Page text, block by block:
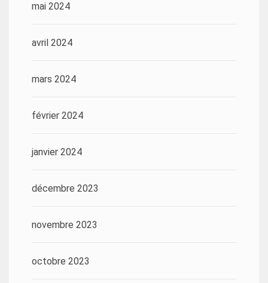
mai 2024
avril 2024
mars 2024
février 2024
janvier 2024
décembre 2023
novembre 2023
octobre 2023